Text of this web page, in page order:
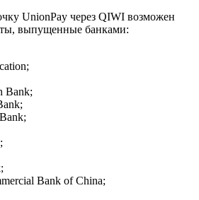
UnionPay через QIWI возможен
выпущенные банками:
Bank;
Bank of China;